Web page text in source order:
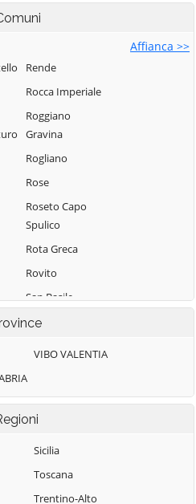
Affianca >>
Rende
Rocca Imperiale
Roggiano
Gravina
Rogliano
Rose
Roseto Capo
Spulico
Rota Greca
Rovito
San Basile
San Benedetto
Albanese
San Demetrio
Corone
San Donato di
VIBO VALENTIA
Sicilia
Toscana
Trentino-Alto